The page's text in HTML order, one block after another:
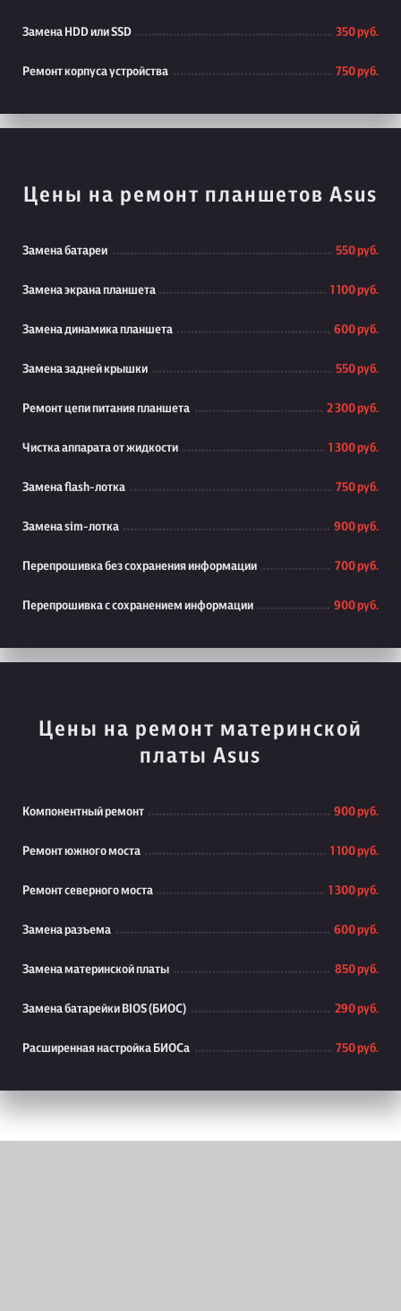
Замена HDD или SSD 350 руб.
Ремонт корпуса устройства 750 руб.
Цены на ремонт планшетов Asus
Замена батареи 550 руб.
Замена экрана планшета 1 100 руб.
Замена динамика планшета 600 руб.
Замена задней крышки 550 руб.
Ремонт цепи питания планшета 2 300 руб.
Чистка аппарата от жидкости 1 300 руб.
Замена flash-лотка 750 руб.
Замена sim-лотка 900 руб.
Перепрошивка без сохранения информации 700 руб.
Перепрошивка с сохранением информации 900 руб.
Цены на ремонт материнской
платы Asus
Компонентный ремонт 900 руб.
Ремонт южного моста 1 100 руб.
Ремонт северного моста 1 300 руб.
Замена разъема 600 руб.
Замена материнской платы 850 руб.
Замена батарейки BIOS (БИОС) 290 руб.
Расширенная настройка БИОСа 750 руб.